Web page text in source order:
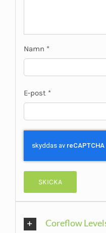
Namn *
E-post *
Coreflow